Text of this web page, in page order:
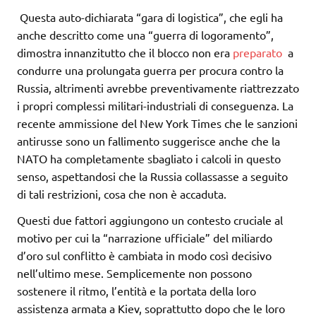
Questa auto-dichiarata “gara di logistica”, che egli ha
anche descritto come una “guerra di logoramento”,
dimostra innanzitutto che il blocco non era preparato a
condurre una prolungata guerra per procura contro la
Russia, altrimenti avrebbe preventivamente riattrezzato
i propri complessi militari-industriali di conseguenza. La
recente ammissione del New York Times che le sanzioni
antirusse sono un fallimento suggerisce anche che la
NATO ha completamente sbagliato i calcoli in questo
senso, aspettandosi che la Russia collassasse a seguito
di tali restrizioni, cosa che non è accaduta.
Questi due fattori aggiungono un contesto cruciale al
motivo per cui la “narrazione ufficiale” del miliardo
d’oro sul conflitto è cambiata in modo così decisivo
nell’ultimo mese. Semplicemente non possono
sostenere il ritmo, l’entità e la portata della loro
assistenza armata a Kiev, soprattutto dopo che le loro